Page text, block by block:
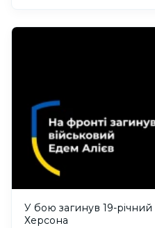
У бою загинув 19-
Херсона